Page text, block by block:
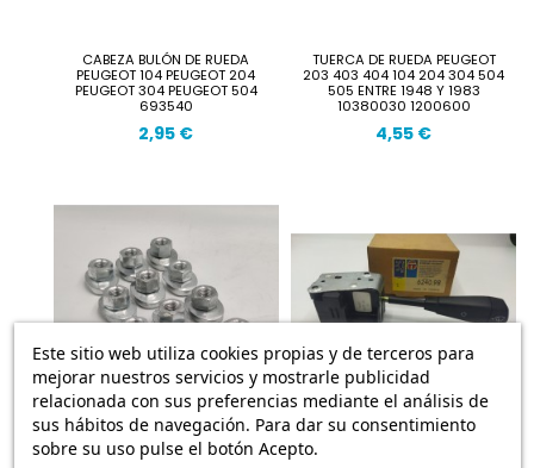
CABEZA BULÓN DE RUEDA
PEUGEOT 104 PEUGEOT 204
PEUGEOT 304 PEUGEOT 504
693540
2,95 €
TUERCA DE RUEDA PEUGEOT
203 403 404 104 204 304 504
505 ENTRE 1948 Y 1983
10380030 1200600
4,55 €
Este sitio web utiliza cookies propias y de terceros para
mejorar nuestros servicios y mostrarle publicidad
relacionada con sus preferencias mediante el análisis de
sus hábitos de navegación. Para dar su consentimiento
sobre su uso pulse el botón Acepto.